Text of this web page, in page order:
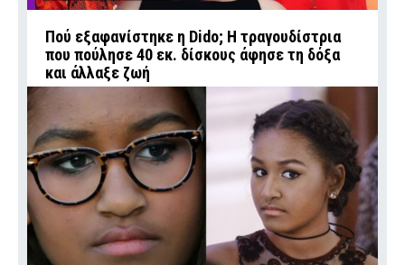
Πού εξαφανίστηκε η Dido; Η τραγουδίστρια
που πούλησε 40 εκ. δίσκους άφησε τη δόξα
και άλλαξε ζωή